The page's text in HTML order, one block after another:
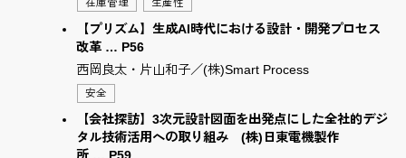
在庫管理 生産性
【プリズム】生成AI時代における設計・開発プロセス
改革 … P56
西岡良太・片山和子／(株)Smart Process
安全
【会社探訪】3次元設計図面を出発点にした全社的デジ
タル技術活用への取り組み (株)日東電機製作